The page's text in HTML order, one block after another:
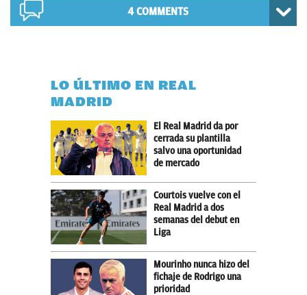
4 COMMENTS
LO ÚLTIMO EN REAL
MADRID
El Real Madrid da por
cerrada su plantilla
salvo una oportunidad
de mercado
Courtois vuelve con el
Real Madrid a dos
semanas del debut en
Liga
Mourinho nunca hizo del
fichaje de Rodrigo una
prioridad